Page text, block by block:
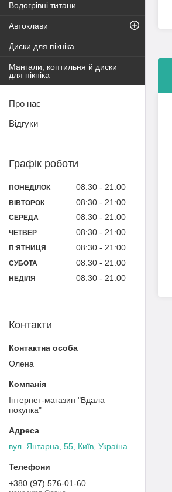
Водогрівні титани
Автоклави
Диски для пікніка
Мангали, коптильня й диски
для пікніка
Про нас
Відгуки
Графік роботи
ПОНЕДІЛОК 08:30 21:00
ВІВТОРОК 08:30 21:00
СЕРЕДА 08:30 21:00
ЧЕТВЕР 08:30 21:00
ПʼЯТНИЦЯ 08:30 21:00
СУБОТА 08:30 21:00
НЕДІЛЯ 08:30 21:00
Контакти
Олена
Інтернет-магазин "Вдала
покупка"
вул. Янтарна, 55, Київ, Україна
+380 (97) 576-01-60